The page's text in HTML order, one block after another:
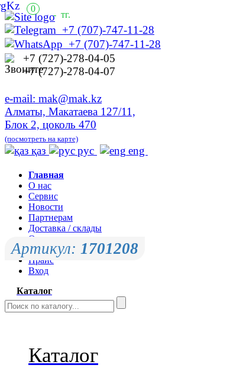
+7 (707)-747-11-28
+7 (707)-747-11-28
+7 (727)-278-04-05
+7 (727)-278-04-07
e-mail: mak@mak.kz
Алматы, Макатаева 127/11,
Блок 2, цоколь 470
(посмотреть на карте)
рус
қаз eng
Главная
О нас
Сервис
Новости
Партнерам
Доставка / склады
Оплата
Контакты
Прайс
Вход
Каталог
0
- тг.
Каталог
Артикул: 1701208